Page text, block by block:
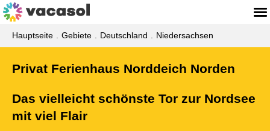
Hauptseite Gebiete Deutschland Niedersachsen
Privat Ferienhaus Norddeich Norden
Das vielleicht schönste Tor zur Nordsee
mit viel Flair